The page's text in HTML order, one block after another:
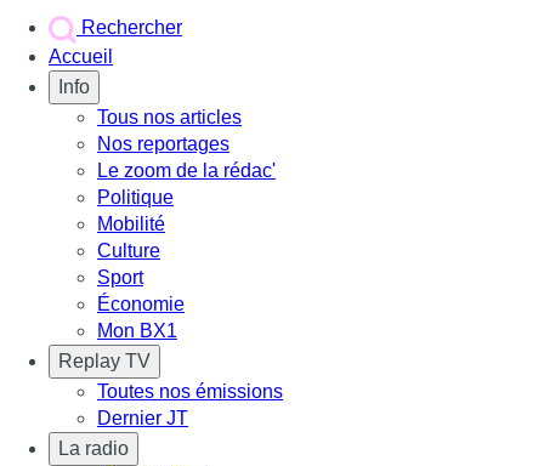
Rechercher
Accueil
Info
Tous nos articles
Nos reportages
Le zoom de la rédac'
Politique
Mobilité
Culture
Sport
Économie
Mon BX1
Replay TV
Toutes nos émissions
Dernier JT
La radio